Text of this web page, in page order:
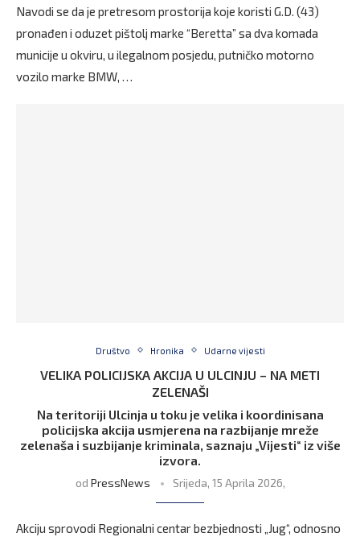
Navodi se da je pretresom prostorija koje koristi G.D. (43)
pronađen i oduzet pištolj marke “Beretta” sa dva komada
municije u okviru, u ilegalnom posjedu, putničko motorno
vozilo marke BMW, …
Društvo Hronika Udarne vijesti
VELIKA POLICIJSKA AKCIJA U ULCINJU – NA METI
ZELENAŠI
Na teritoriji Ulcinja u toku je velika i koordinisana
policijska akcija usmjerena na razbijanje mreže
zelenaša i suzbijanje kriminala, saznaju „Vijesti“ iz više
izvora.
od PressNews Srijeda, 15 Aprila 2026,
Akciju sprovodi Regionalni centar bezbjednosti „Jug“, odnosno